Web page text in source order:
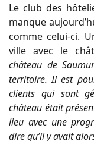
Le club des
manque
comme celui-ci.
ville avec le
château de
territoire. Il est
clients qui sont
château était
lieu avec une
dire qu’il y avait